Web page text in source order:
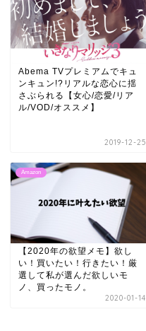
Abema TVプレミアムでキュ
ンキュン!?リアルな恋心に揺
さぶられる【女心/恋愛/リア
ル/VOD/オススメ】
2019-12-25
Amazon
【2020年の欲望メモ】欲し
い！買いたい！行きたい！厳
選して私が選んだ欲しいモ
ノ、買ったモノ。
2020-01-14